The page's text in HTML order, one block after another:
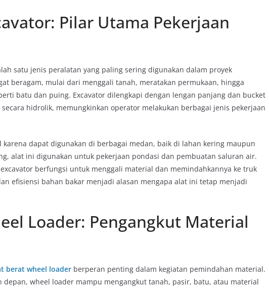
Pilar Utama Pekerjaan
satu jenis peralatan yang paling sering digunakan dalam proyek
beragam, mulai dari menggali tanah, meratakan permukaan, hingga
batu dan puing. Excavator dilengkapi dengan lengan panjang dan bucket
hidrolik, memungkinkan operator melakukan berbagai jenis pekerjaan
karena dapat digunakan di berbagai medan, baik di lahan kering maupun
alat ini digunakan untuk pekerjaan pondasi dan pembuatan saluran air.
berfungsi untuk menggali material dan memindahkannya ke truk
efisiensi bahan bakar menjadi alasan mengapa alat ini tetap menjadi
Loader: Pengangkut Material
berat wheel loader berperan penting dalam kegiatan pemindahan material.
depan, wheel loader mampu mengangkut tanah, pasir, batu, atau material